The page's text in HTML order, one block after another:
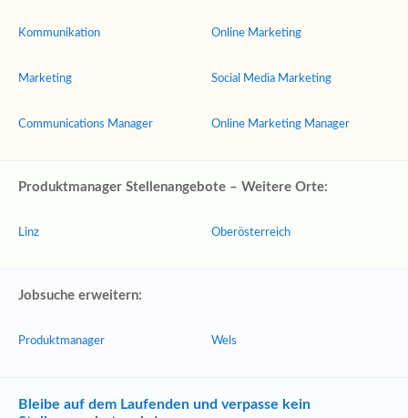
Kommunikation
Marketing
Communications Manager
Online Marketing
Social Media Marketing
Online Marketing Manager
Produktmanager Stellenangebote – Weitere Orte:
Linz Oberösterreich
Jobsuche erweitern:
Produktmanager Wels
Bleibe auf dem Laufenden und verpasse kein